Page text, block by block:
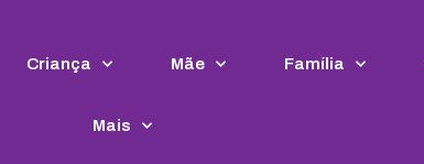
Criança Mãe Família
Mais